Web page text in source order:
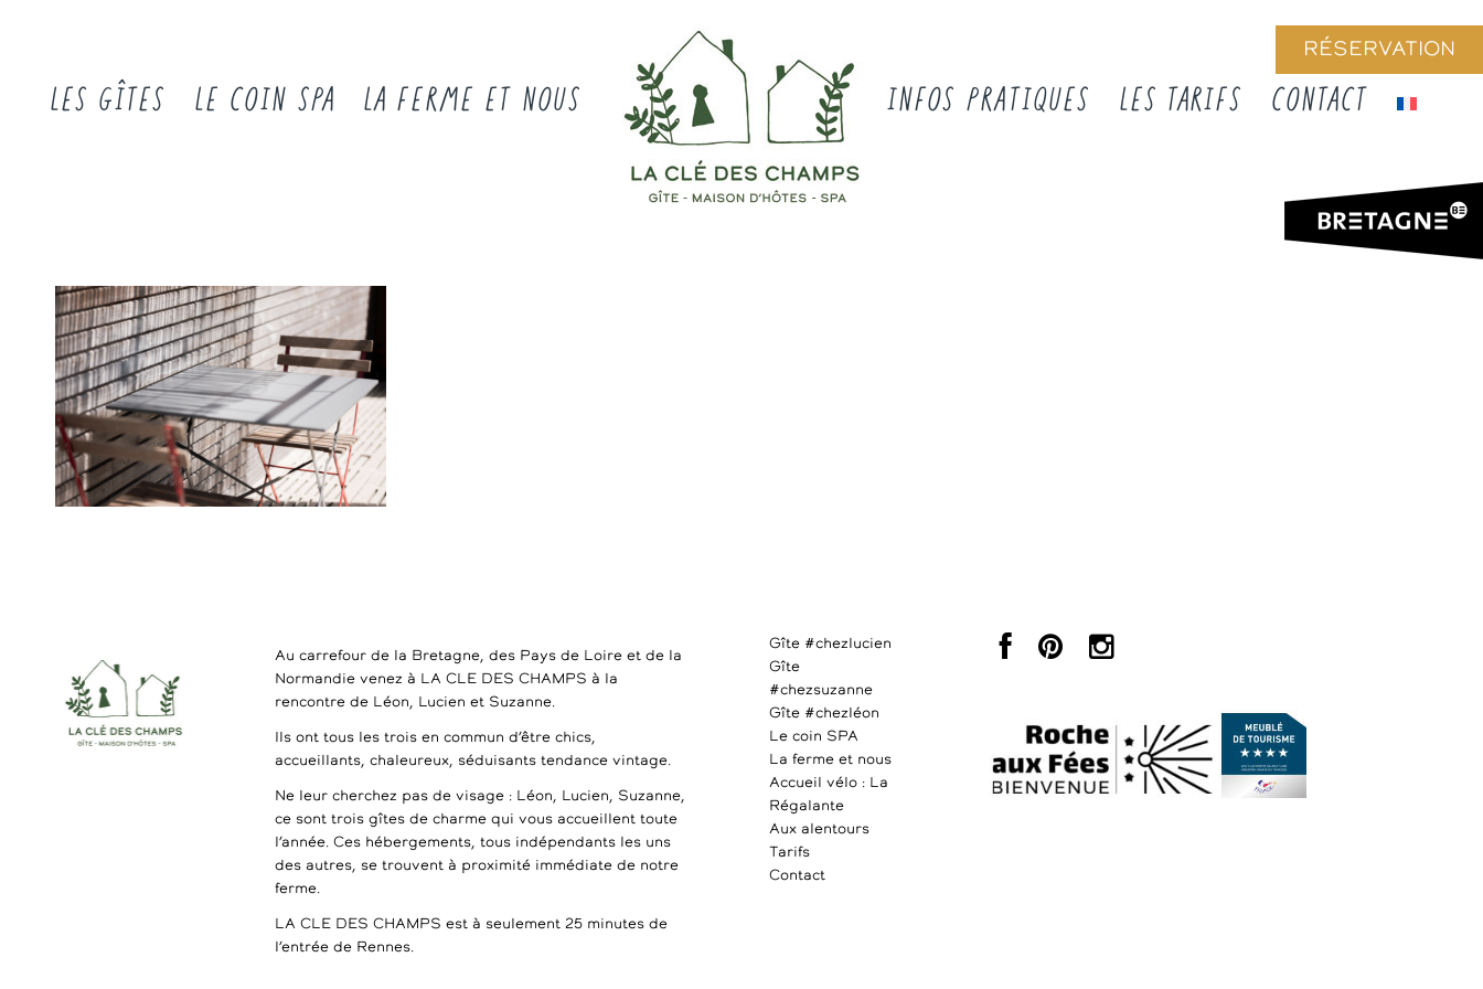
RÉSERVATION
LES GÎTES LE COIN SPA LA FERME ET NOUS INFOS PRATIQUES LES TARIFS CONTACT
Au carrefour de la Bretagne, des Pays de Loire et de la
Normandie venez à LA CLE DES CHAMPS à la
rencontre de Léon, Lucien et Suzanne.
Ils ont tous les trois en commun d’être chics,
accueillants, chaleureux, séduisants tendance vintage.
Ne leur cherchez pas de visage : Léon, Lucien, Suzanne,
ce sont trois gîtes de charme qui vous accueillent toute
l’année. Ces hébergements, tous indépendants les uns
des autres, se trouvent à proximité immédiate de notre
ferme.
LA CLE DES CHAMPS est à seulement 25 minutes de
l’entrée de Rennes.
Gîte #chezlucien
Gîte
#chezsuzanne
Gîte #chezléon
Le coin SPA
La ferme et nous
Accueil vélo : La
Régalante
Aux alentours
Tarifs
Contact